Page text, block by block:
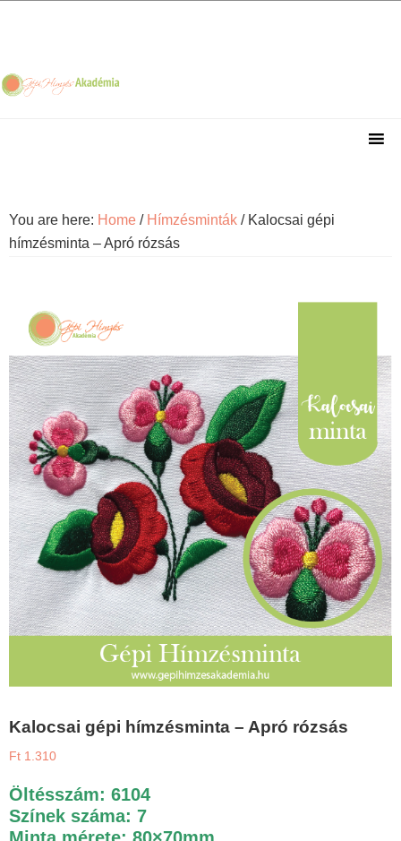
navigation
content
sidebar
You are here: Home / Hímzésminták / Kalocsai gépi
hímzésminta – Apró rózsás
Kalocsai gépi hímzésminta – Apró rózsás
Ft 1.310
Öltésszám: 6104
Színek száma: 7